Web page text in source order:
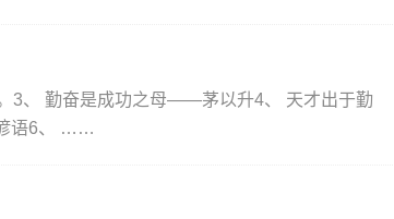
3、 勤奋是成功之母——茅以升4、 天才出于勤
语6、 ……